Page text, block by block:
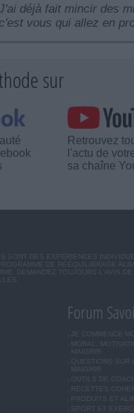
déjà fait mincir des
c'est vous qui allez en
sur
Retrouvez
l'actu de
sa chaîne
SONT DES EXPÉRIENCES
DE RÉÉQUILIBRAGE
DEMANDEZ TOUJOURS L'AVIS
Forum
JE COMMENCE
MORAL,
MAIGRIR
QUESTIONS SUR
MAIGRIR
OUTILS DE
RECETTES COHEN
PRODUITS ET
SPORT ET